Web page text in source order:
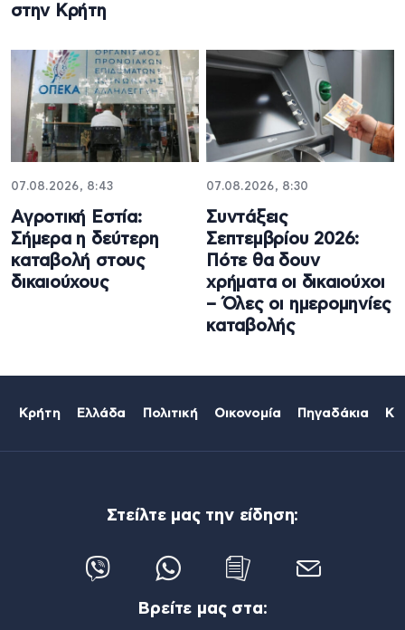
στην Κρήτη
07.08.2026, 8:43
Αγροτική Εστία:
Σήμερα η δεύτερη
καταβολή στους
δικαιούχους
07.08.2026, 8:30
Συντάξεις
Σεπτεμβρίου 2026:
Πότε θα δουν
χρήματα οι δικαιούχοι
– Όλες οι ημερομηνίες
καταβολής
Κρήτη Ελλάδα Πολιτική Οικονομία Πηγαδάκια
Στείλτε μας την είδηση:
Βρείτε μας στα: